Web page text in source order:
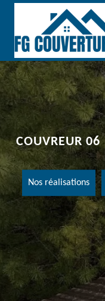
COUVREUR 06
Nos réalisations